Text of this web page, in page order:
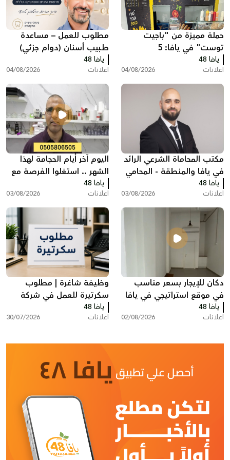
حملة مميزة من "باجيت
توست" في يافا: 5
ساندويشات باجيت مع
شيبس وكولا بـ200 شيكل
يافا 48
اعلانات 04/08/2026
مطلوب للعمل – مساعدة
طبيب أسنان (دوام جزئي)
يافا 48
اعلانات 04/08/2026
مكتب المحاماة الشرعي الرائد
في يافا والمنطقة - المحامي
عبد الفتاح محمد زبدة
يافا 48
اعلانات 03/08/2026
اليوم آخر أيام الحجامة لهذا
الشهر .. استغلوا الفرصة مع
مركز سريس
يافا 48
اعلانات 03/08/2026
دكان للإيجار بسعر مناسب
في موقع استراتيجي في يافا
يافا 48
اعلانات 02/08/2026
وظيفة شاغرة | مطلوب
سكرتيرة للعمل في شركة
بمدينة ريشون لتسيون
يافا 48
اعلانات 30/07/2026